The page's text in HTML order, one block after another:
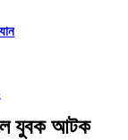
যুবক আটক